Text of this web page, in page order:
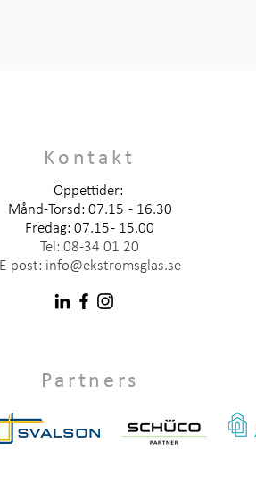
Kontakt
Öppettider:
Månd-Torsd: 07.15 - 16.30
Fredag: 07.15 - 15.00
Tel: 08-34 01 20
E-post: info@ekstromsglas.se
Partners